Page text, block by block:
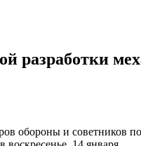
разработки
обороны и советников